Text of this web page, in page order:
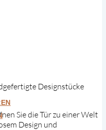
Designstücke
Sie die Tür zu einer Welt
Design und